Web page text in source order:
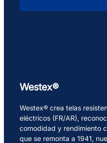
Westex®
Westex® crea telas
eléctricos (FR/AR),
comodidad y rendimiento
que se remonta a 1941,